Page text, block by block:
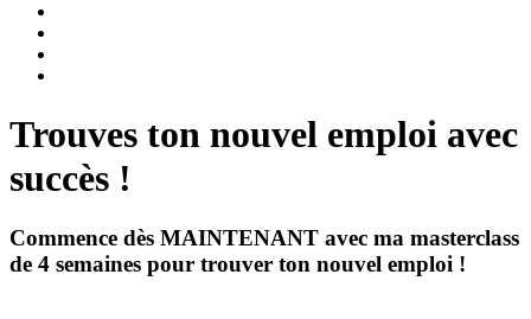
Trouves ton nouvel emploi avec
succès !
Commence dès MAINTENANT avec ma masterclass
de 4 semaines pour trouver ton nouvel emploi !